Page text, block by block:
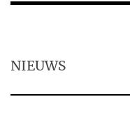
NIEUWS